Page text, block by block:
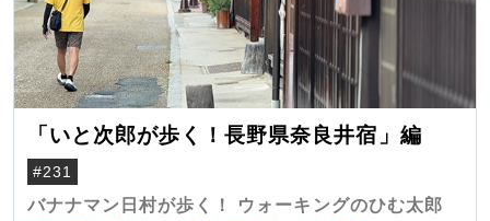
「いと次郎が歩く！長野県奈良井宿」編
#231
バナナマン日村が歩く！ ウォーキングのひむ太郎